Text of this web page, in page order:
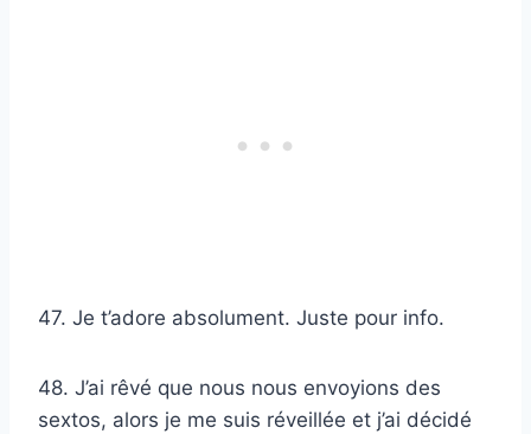
47. Je t’adore absolument. Juste pour info.
48. J’ai rêvé que nous nous envoyions des
sextos, alors je me suis réveillée et j’ai décidé